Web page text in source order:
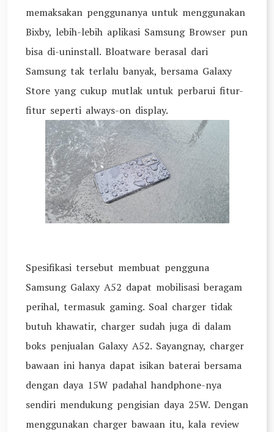
memaksakan penggunanya untuk menggunakan
Bixby, lebih-lebih aplikasi Samsung Browser pun
bisa di-uninstall. Bloatware berasal dari
Samsung tak terlalu banyak, bersama Galaxy
Store yang cukup mutlak untuk perbarui fitur-
fitur seperti always-on display.
Spesifikasi tersebut membuat pengguna
Samsung Galaxy A52 dapat mobilisasi beragam
perihal, termasuk gaming. Soal charger tidak
butuh khawatir, charger sudah juga di dalam
boks penjualan Galaxy A52. Sayangnay, charger
bawaan ini hanya dapat isikan baterai bersama
dengan daya 15W padahal handphone-nya
sendiri mendukung pengisian daya 25W. Dengan
menggunakan charger bawaan itu, kala review